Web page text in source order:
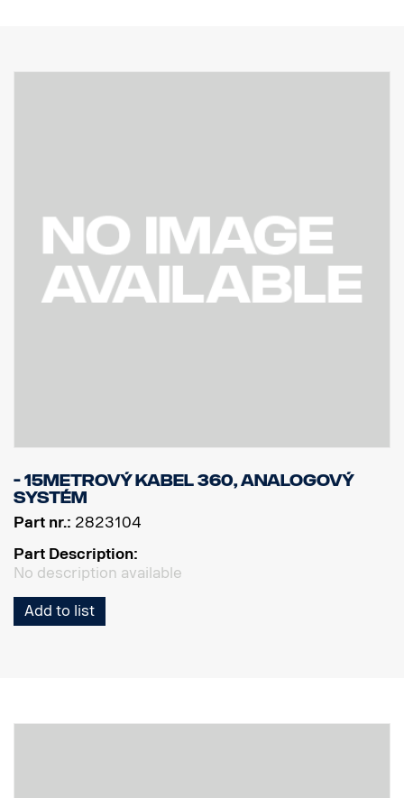
- 15metrový kabel 360, analogový
systém
Part nr.: 2823104
Part Description:
No description available
Add to list